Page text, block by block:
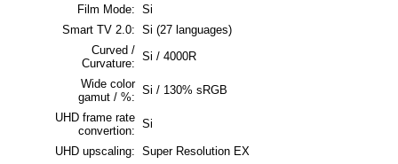
Film Mode: Si
Smart TV 2.0: Si (27 languages)
Curved /
Curvature:
Si / 4000R
Wide color
gamut / %:
Si / 130% sRGB
UHD frame rate
convertion:
Si
UHD upscaling: Super Resolution EX